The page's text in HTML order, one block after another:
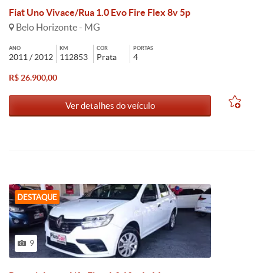
Fiat Uno Vivace/Rua 1.0 Evo Fire Flex 8v 5p
Belo Horizonte - MG
ANO
2011 / 2012
KM
112853
COR
Prata
PORTAS
4
R$ 26.900,00
Ver detalhes do veículo
DESTAQUE
9